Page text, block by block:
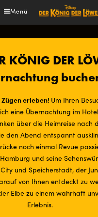
Menü
KÖNIG DER
erleben! Um Ihren
eine Übernachtung im
über die Heimreise nach
den Abend entspannt
noch einmal Revue
und seine
und Speicherstadt, der
von Ihnen entdeckt zu
Elbe zu einem wahrhaft
Erlebnis.